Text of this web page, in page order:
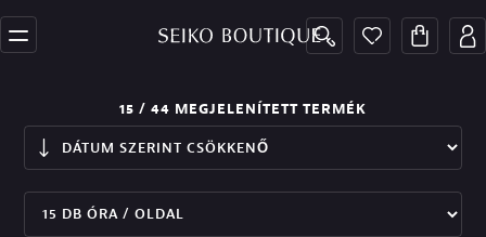
15 / 44 MEGJELENÍTETT TERMÉK